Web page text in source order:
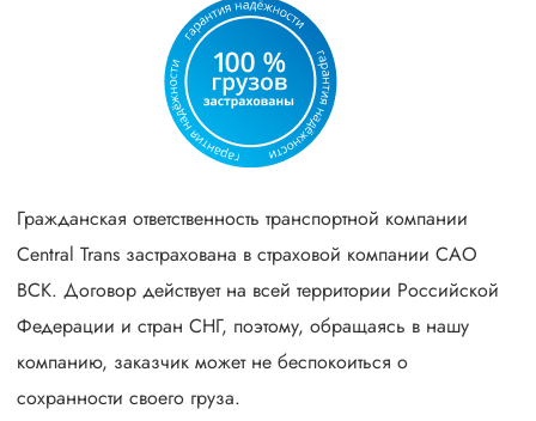
Гражданская ответственность транспортной компании
Central Trans застрахована в страховой компании САО
ВСК. Договор действует на всей территории Российской
Федерации и стран СНГ, поэтому, обращаясь в нашу
компанию, заказчик может не беспокоиться о
сохранности своего груза.